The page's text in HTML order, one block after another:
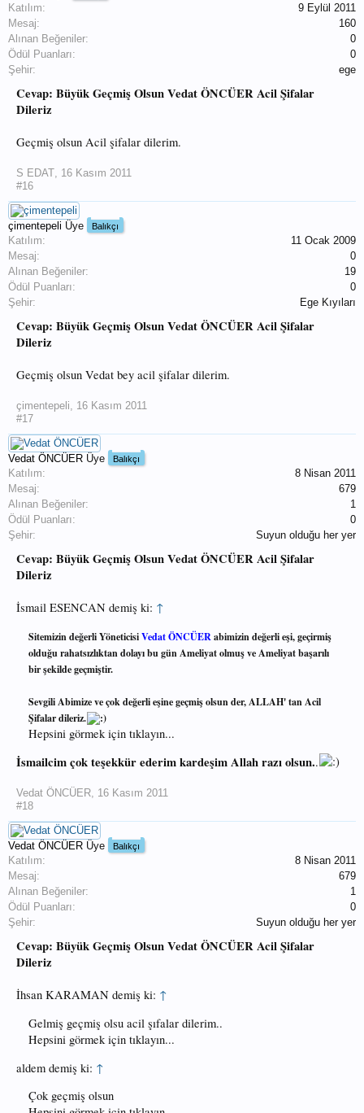
Katılım:
9 Eylül 2011
Mesaj:
160
Alınan Beğeniler:
0
Ödül Puanları:
0
Şehir:
ege
Cevap: Büyük Geçmiş Olsun Vedat ÖNCÜER Acil Şifalar
Dileriz
Geçmiş olsun Acil şifalar dilerim.
S EDAT, 16 Kasım 2011
#16
çimentepeli Üye Balıkçı
Katılım:
11 Ocak 2009
Mesaj:
0
Alınan Beğeniler:
19
Ödül Puanları:
0
Şehir:
Ege Kıyıları
Cevap: Büyük Geçmiş Olsun Vedat ÖNCÜER Acil Şifalar
Dileriz
Geçmiş olsun Vedat bey acil şifalar dilerim.
çimentepeli, 16 Kasım 2011
#17
Vedat ÖNCÜER Üye Balıkçı
Katılım:
8 Nisan 2011
Mesaj:
679
Alınan Beğeniler:
1
Ödül Puanları:
0
Şehir:
Suyun olduğu her yer
Cevap: Büyük Geçmiş Olsun Vedat ÖNCÜER Acil Şifalar
Dileriz
İsmail ESENCAN demiş ki: ↑
Sitemizin değerli YöneticisiVedat ÖNCÜERabimizin değerli eşi, geçirmiş
olduğu rahatsızlıktan dolayı bu gün Ameliyat olmuş ve Ameliyat başarılı
bir şekilde geçmiştir.
Sevgili Abimize ve çok değerli eşine geçmiş olsun der, ALLAH' tan Acil
Şifalar dileriz.
Hepsini görmek için tıklayın...
İsmailcim çok teşekkür ederim kardeşim Allah razı olsun..
Vedat ÖNCÜER, 16 Kasım 2011
#18
Vedat ÖNCÜER Üye Balıkçı
Katılım:
8 Nisan 2011
Mesaj:
679
Alınan Beğeniler:
1
Ödül Puanları:
0
Şehir:
Suyun olduğu her yer
Cevap: Büyük Geçmiş Olsun Vedat ÖNCÜER Acil Şifalar
Dileriz
İhsan KARAMAN demiş ki: ↑
Gelmiş geçmiş olsu acil şıfalar dilerim..
Hepsini görmek için tıklayın...
aldem demiş ki: ↑
Çok geçmiş olsun